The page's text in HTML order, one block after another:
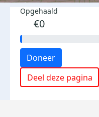
Opgehaald
€0
Doneer
Deel deze pagina